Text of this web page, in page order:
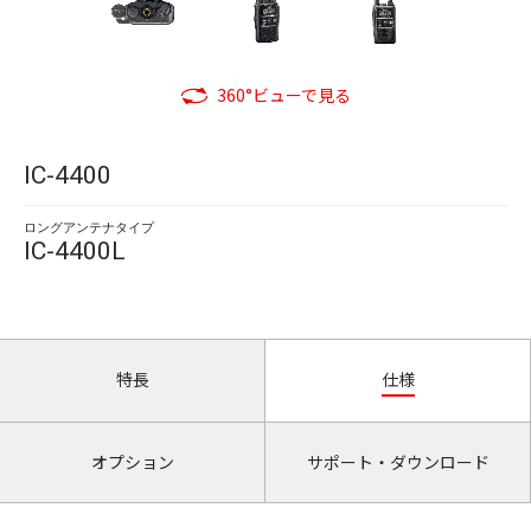
360°ビューで見る
IC-4400
ロングアンテナタイプ
IC-4400L
特長 仕様
オプション サポート・ダウンロード